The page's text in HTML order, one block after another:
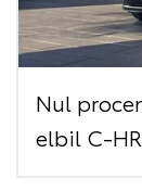
Nul
elbil C-